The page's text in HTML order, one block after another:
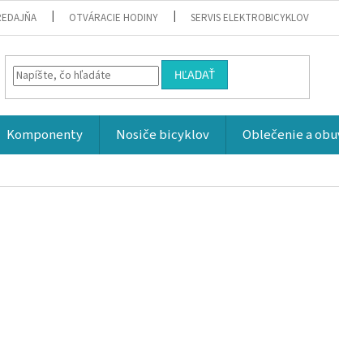
OTVÁRACIE HODINY SERVIS ELEKTROBICYKLOV
HĽADAŤ
Komponenty Nosiče bicyklov Oblečenie a